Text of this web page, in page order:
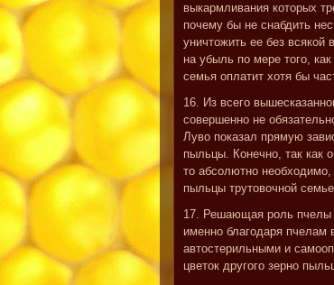
выкармливания которых
почему бы не снабдить
уничтожить ее без
на убыль по мере того,
семья оплатит хотя бы
16. Из всего
совершенно не
Луво показал прямую
пыльцы. Конечно, так как
то абсолютно
пыльцы трутовочной
17. Решающая роль пчелы
именно благодаря
автостерильными и
цветок другого зерно